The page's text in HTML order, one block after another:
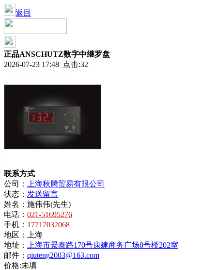
返回
正品ANSCHUTZ数字中继罗盘
2026-07-23 17:48 点击:32
联系方式
公司：
上海秋腾贸易有限公司
状态： 发送留言
姓名： 施伟伟(先生)
电话： 021-51695276
手机： 17717032068
地区：
上海
地址：
上海市景泰路170号康建商务广场8号楼202室
邮件： qiuteng2003@163.com
价格:未填